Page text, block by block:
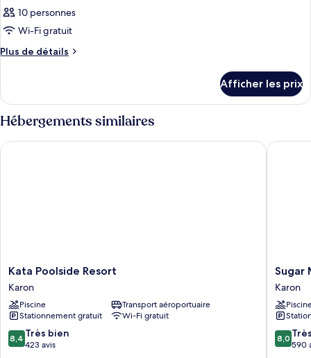
10 personnes
Wi-Fi gratuit
Plus de détails
Plus
Chambre
Afficher les prix
Hébergements similaires
Kata
Poolside
Resort
Karon
Kata Poolside Resort
Karon
Piscine
Transport aéroportuaire
Stationnement gratuit
Wi-Fi gratuit
8.4
sur
8,4 Très bien
423 avis
Kata Poolside Resort
Sugar
Marina
Hotel
-
ART
-
Karon
Sugar
Karon
8.0
sur
8,0
590
Sugar